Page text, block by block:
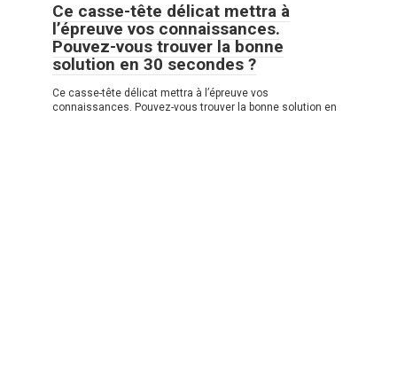
Ce casse-tête délicat mettra à
l’épreuve vos connaissances.
Pouvez-vous trouver la bonne
solution en 30 secondes ?
Ce casse-tête délicat mettra à l’épreuve vos
connaissances. Pouvez-vous trouver la bonne solution en